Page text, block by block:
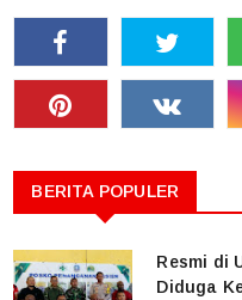
BERITA POPULER
Resmi di
Diduga